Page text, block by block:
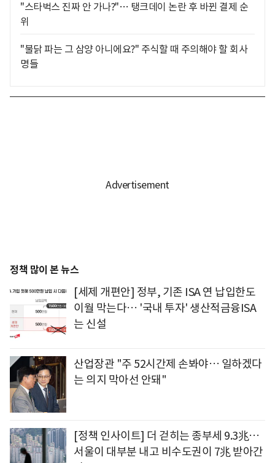
"스타벅스 진짜 안 가나?"… 탱크데이 논란 후 바뀐 결제 순
위
"불닭 파는 그 삼양 아니에요?" 주식할 때 주의해야 할 회사
명들
정책 많이 본 뉴스
[세제 개편안] 정부, 기존 ISA 연 납입한도
이월 막는다… '국내 투자' 생산적금융ISA
는 신설
산업장관 "주 52시간제 손봐야… 일하겠다
는 의지 막아선 안돼"
[정책 인사이트] 더 걷히는 종부세 9.3兆…
서울이 대부분 내고 비수도권이 7兆 받아간